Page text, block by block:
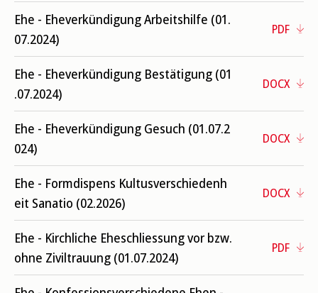
Ehe - Eheverkündigung Arbeitshilfe (01.
07.2024)
PDF
Ehe - Eheverkündigung Bestätigung (01
.07.2024)
DOCX
Ehe - Eheverkündigung Gesuch (01.07.2
024)
DOCX
Ehe - Formdispens Kultusverschiedenh
eit Sanatio (02.2026)
DOCX
Ehe - Kirchliche Eheschliessung vor bzw.
ohne Ziviltrauung (01.07.2024)
PDF